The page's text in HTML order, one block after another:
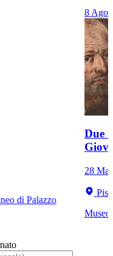
di Palazzo
8
Due
28
Museo